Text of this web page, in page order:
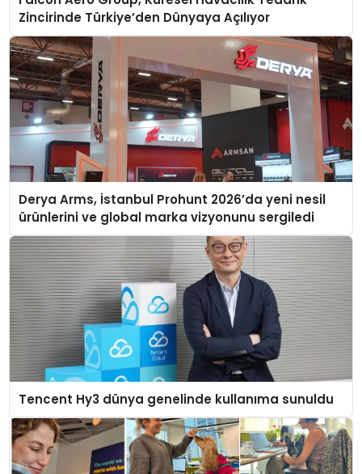
Zincirinde Türkiye’den Dünyaya Açılıyor
Derya Arms, İstanbul Prohunt 2026’da yeni nesil
ürünlerini ve global marka vizyonunu sergiledi
Tencent Hy3 dünya genelinde kullanıma sunuldu